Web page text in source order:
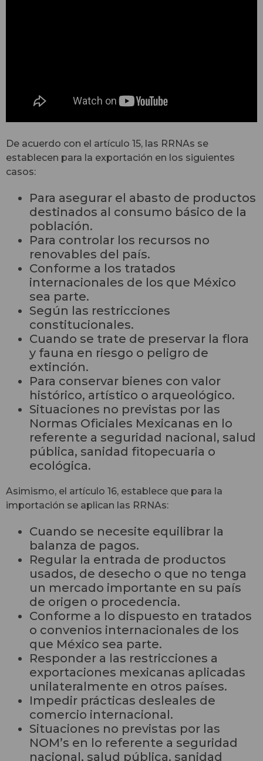
De acuerdo con el artículo 15, las RRNAs se
establecen para la exportación en los siguientes
casos:
Para asegurar el abasto de productos
destinados al consumo básico de la
población.
Para controlar los recursos no
renovables del país.
Conforme a los tratados
internacionales de los que México
sea parte.
Según las restricciones
constitucionales.
Cuando se trate de preservar la flora
y fauna en riesgo o peligro de
extinción.
Para conservar bienes con valor
histórico, artístico o arqueológico.
Situaciones no previstas por las
Normas Oficiales Mexicanas en lo
referente a seguridad nacional, salud
pública, sanidad fitopecuaria o
ecológica.
Asimismo, el artículo 16, establece que para la
importación se aplican las RRNAs:
Cuando se necesite equilibrar la
balanza de pagos.
Regular la entrada de productos
usados, de desecho o que no tenga
un mercado importante en su país
de origen o procedencia.
Conforme a lo dispuesto en tratados
o convenios internacionales de los
que México sea parte.
Responder a las restricciones a
exportaciones mexicanas aplicadas
unilateralmente en otros países.
Impedir prácticas desleales de
comercio internacional.
Situaciones no previstas por las
NOM’s en lo referente a seguridad
nacional, salud pública, sanidad